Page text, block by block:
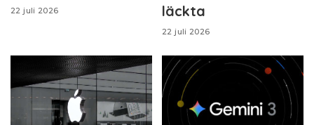
22 juli 2026
läckta
22 juli 2026